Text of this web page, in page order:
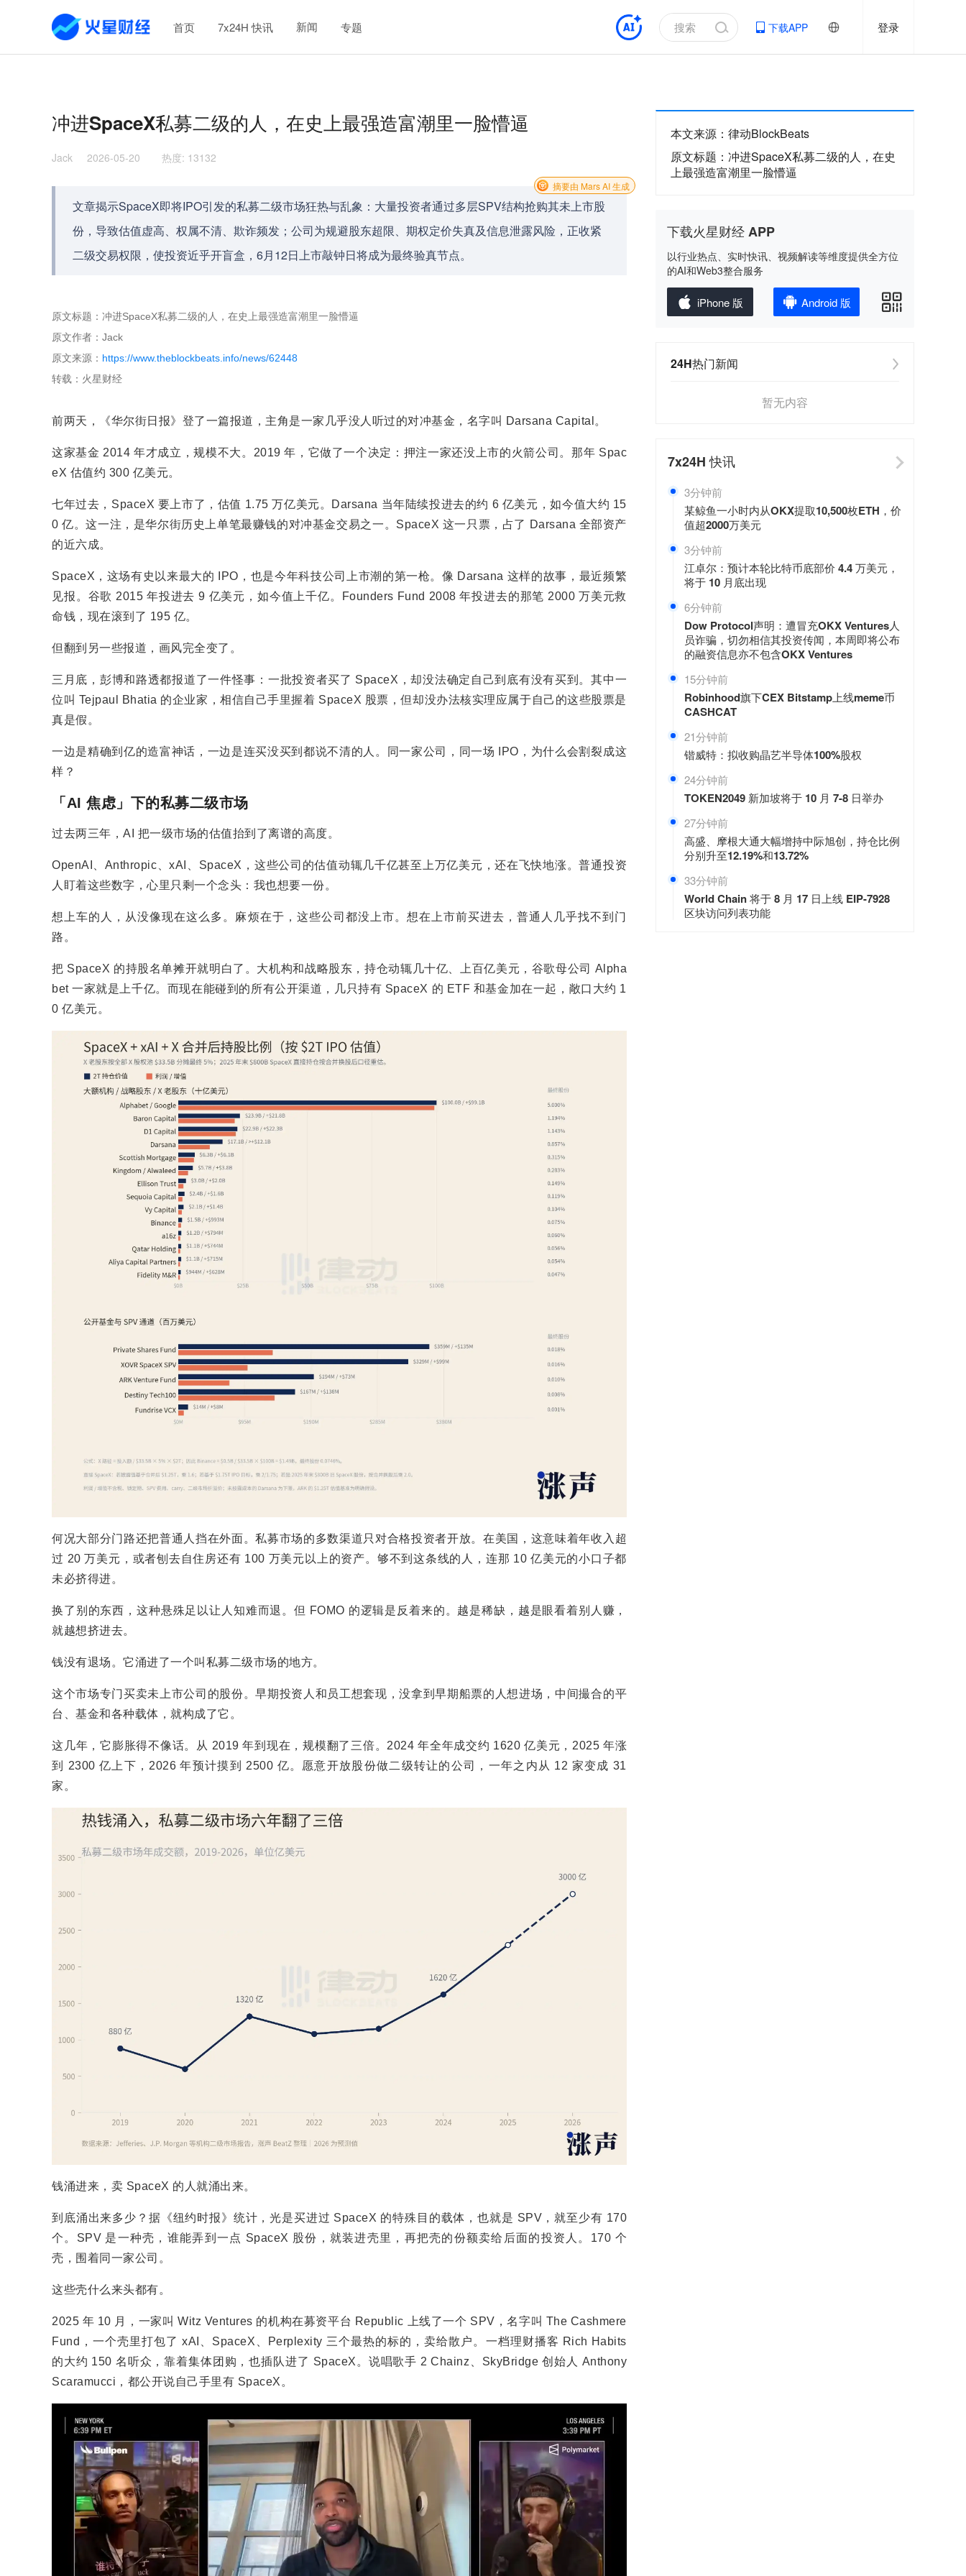
首页 7x24H 快讯 新闻 专题 下载APP 登录
冲进SpaceX私募二级的人，在史上最强造富潮里一脸懵逼
Jack 2026-05-20 热度: 13132
文章揭示SpaceX即将IPO引发的私募二级市场狂热与乱象：大量投资者通过多层SPV结构抢购其未上市股
份，导致估值虚高、权属不清、欺诈频发；公司为规避股东超限、期权定价失真及信息泄露风险，正收紧
二级交易权限，使投资近乎开盲盒，6月12日上市敲钟日将成为最终验真节点。
摘要由 Mars AI 生成
原文标题：冲进SpaceX私募二级的人，在史上最强造富潮里一脸懵逼
原文作者：Jack
原文来源： https://www.theblockbeats.info/news/62448
转载：火星财经
前两天，《华尔街日报》登了一篇报道，主角是一家几乎没人听过的对冲基金，名字叫 Darsana Capital。
这家基金 2014 年才成立，规模不大。2019 年，它做了一个决定：押注一家还没上市的火箭公司。那年 Spac
eX 估值约 300 亿美元。
七年过去，SpaceX 要上市了，估值 1.75 万亿美元。Darsana 当年陆续投进去的约 6 亿美元，如今值大约 15
0 亿。这一注，是华尔街历史上单笔最赚钱的对冲基金交易之一。SpaceX 这一只票，占了 Darsana 全部资产
的近六成。
SpaceX，这场有史以来最大的 IPO，也是今年科技公司上市潮的第一枪。像 Darsana 这样的故事，最近频繁
见报。谷歌 2015 年投进去 9 亿美元，如今值上千亿。Founders Fund 2008 年投进去的那笔 2000 万美元救
命钱，现在滚到了 195 亿。
但翻到另一些报道，画风完全变了。
三月底，彭博和路透都报道了一件怪事：一批投资者买了 SpaceX，却没法确定自己到底有没有买到。其中一
位叫 Tejpaul Bhatia 的企业家，相信自己手里握着 SpaceX 股票，但却没办法核实理应属于自己的这些股票是
真是假。
一边是精确到亿的造富神话，一边是连买没买到都说不清的人。同一家公司，同一场 IPO，为什么会割裂成这
样？
「AI 焦虑」下的私募二级市场
过去两三年，AI 把一级市场的估值抬到了离谱的高度。
OpenAI、Anthropic、xAI、SpaceX，这些公司的估值动辄几千亿甚至上万亿美元，还在飞快地涨。普通投资
人盯着这些数字，心里只剩一个念头：我也想要一份。
想上车的人，从没像现在这么多。麻烦在于，这些公司都没上市。想在上市前买进去，普通人几乎找不到门
路。
把 SpaceX 的持股名单摊开就明白了。大机构和战略股东，持仓动辄几十亿、上百亿美元，谷歌母公司 Alpha
bet 一家就是上千亿。而现在能碰到的所有公开渠道，几只持有 SpaceX 的 ETF 和基金加在一起，敞口大约 1
0 亿美元。
何况大部分门路还把普通人挡在外面。私募市场的多数渠道只对合格投资者开放。在美国，这意味着年收入超
过 20 万美元，或者刨去自住房还有 100 万美元以上的资产。够不到这条线的人，连那 10 亿美元的小口子都
未必挤得进。
换了别的东西，这种悬殊足以让人知难而退。但 FOMO 的逻辑是反着来的。越是稀缺，越是眼看着别人赚，
就越想挤进去。
钱没有退场。它涌进了一个叫私募二级市场的地方。
这个市场专门买卖未上市公司的股份。早期投资人和员工想套现，没拿到早期船票的人想进场，中间撮合的平
台、基金和各种载体，就构成了它。
这几年，它膨胀得不像话。从 2019 年到现在，规模翻了三倍。2024 年全年成交约 1620 亿美元，2025 年涨
到 2300 亿上下，2026 年预计摸到 2500 亿。愿意开放股份做二级转让的公司，一年之内从 12 家变成 31
家。
钱涌进来，卖 SpaceX 的人就涌出来。
到底涌出来多少？据《纽约时报》统计，光是买进过 SpaceX 的特殊目的载体，也就是 SPV，就至少有 170
个。SPV 是一种壳，谁能弄到一点 SpaceX 股份，就装进壳里，再把壳的份额卖给后面的投资人。170 个
壳，围着同一家公司。
这些壳什么来头都有。
2025 年 10 月，一家叫 Witz Ventures 的机构在募资平台 Republic 上线了一个 SPV，名字叫 The Cashmere
Fund，一个壳里打包了 xAI、SpaceX、Perplexity 三个最热的标的，卖给散户。一档理财播客 Rich Habits
的大约 150 名听众，靠着集体团购，也插队进了 SpaceX。说唱歌手 2 Chainz、SkyBridge 创始人 Anthony
Scaramucci，都公开说自己手里有 SpaceX。
本文来源 ： 律动BlockBeats
原文标题 ： 冲进SpaceX私募二级的人，在史
上最强造富潮里一脸懵逼
下载火星财经 APP
以行业热点、实时快讯、视频解读等维度提供全方位
的AI和Web3整合服务
iPhone 版 Android 版
24H热门新闻
暂无内容
7x24H快讯
3分钟前
某鲸鱼一小时内从OKX提取10,500枚ETH，价
值超2000万美元
3分钟前
江卓尔：预计本轮比特币底部价 4.4 万美元，
将于 10 月底出现
6分钟前
Dow Protocol声明：遭冒充OKX Ventures人
员诈骗，切勿相信其投资传闻，本周即将公布
的融资信息亦不包含OKX Ventures
15分钟前
Robinhood旗下CEX Bitstamp上线meme币
CASHCAT
21分钟前
锴威特：拟收购晶艺半导体100%股权
24分钟前
TOKEN2049 新加坡将于 10 月 7-8 日举办
27分钟前
高盛、摩根大通大幅增持中际旭创，持仓比例
分别升至12.19%和13.72%
33分钟前
World Chain 将于 8 月 17 日上线 EIP-7928
区块访问列表功能